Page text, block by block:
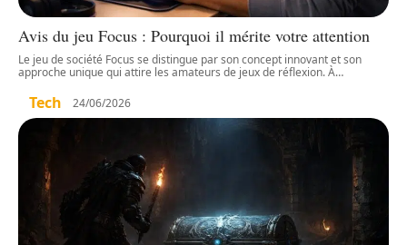
Avis du jeu Focus : Pourquoi il mérite votre attention
Le jeu de société Focus se distingue par son concept innovant et son
approche unique qui attire les amateurs de jeux de réflexion. À…
Tech 24/06/2026